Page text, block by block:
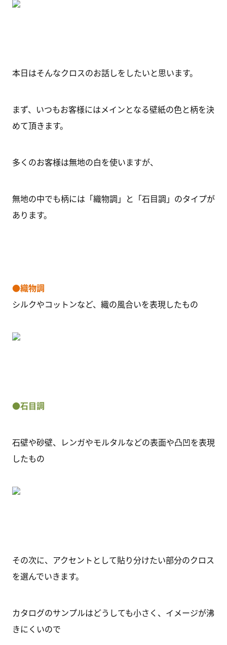
本日はそんなクロスのお話しをしたいと思います。
まず、いつもお客様にはメインとなる壁紙の色と柄を決
めて頂きます。
多くのお客様は無地の白を使いますが、
無地の中でも柄には「織物調」と「石目調」のタイプが
あります。
●織物調
シルクやコットンなど、織の風合いを表現したもの
●石目調
石壁や砂壁、レンガやモルタルなどの表面や凸凹を表現
したもの
その次に、アクセントとして貼り分けたい部分のクロス
を選んでいきます。
カタログのサンプルはどうしても小さく、イメージが沸
きにくいので